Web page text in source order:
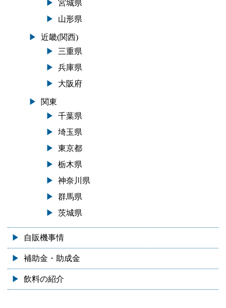
宮城県
山形県
近畿(関西)
三重県
兵庫県
大阪府
関東
千葉県
埼玉県
東京都
栃木県
神奈川県
群馬県
茨城県
自販機事情
補助金・助成金
飲料の紹介